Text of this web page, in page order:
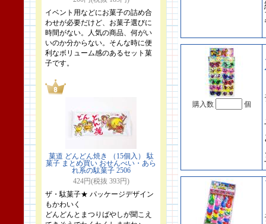
イベント用などにお菓子の詰め合
わせが必要だけど、お菓子選びに
時間がない。人気の商品、何がい
いのか分からない。そんな時に便
利なボリューム感のあるセット菓
子です。
菓道 どんどん焼き （15個入） 駄
菓子 まとめ買い おせんべい・あら
れ系の駄菓子 2506
424円(税抜 393円)
ザ・駄菓子★ パッケージデザイン
もかわいく
どんどんとまつりばやしが聞こえ
購入数 個